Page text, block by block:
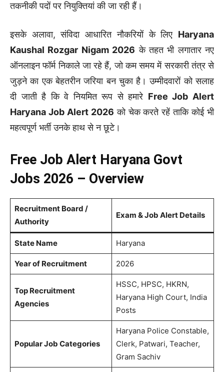
तकनीकी पदों पर नियुक्तियां की जा रही हैं।
इसके अलावा, संविदा आधारित नौकरियों के लिए Haryana
Kaushal Rozgar Nigam 2026 के तहत भी लगातार नए
ऑनलाइन फॉर्म निकाले जा रहे हैं, जो कम समय में सरकारी तंत्र से
जुड़ने का एक बेहतरीन जरिया बन चुका है। उम्मीदवारों को सलाह
दी जाती है कि वे नियमित रूप से हमारे Free Job Alert
Haryana Job Alert 2026 को चेक करते रहें ताकि कोई भी
महत्वपूर्ण भर्ती उनके हाथ से न छूटे।
Free Job Alert Haryana Govt
Jobs 2026 – Overview
Recruitment Board /
Authority
Exam & Job Alert Details
State Name Haryana
Year of Recruitment 2026
Top Recruitment
Agencies
HSSC, HPSC, HKRN,
Haryana High Court, India
Posts
Popular Job Categories
Haryana Police Constable,
Clerk, Patwari, Teacher,
Gram Sachiv